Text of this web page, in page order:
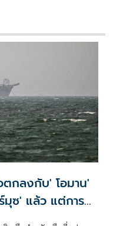
ตกลงกับ' โอมาน'
มุซ' แล้ว แต่การ